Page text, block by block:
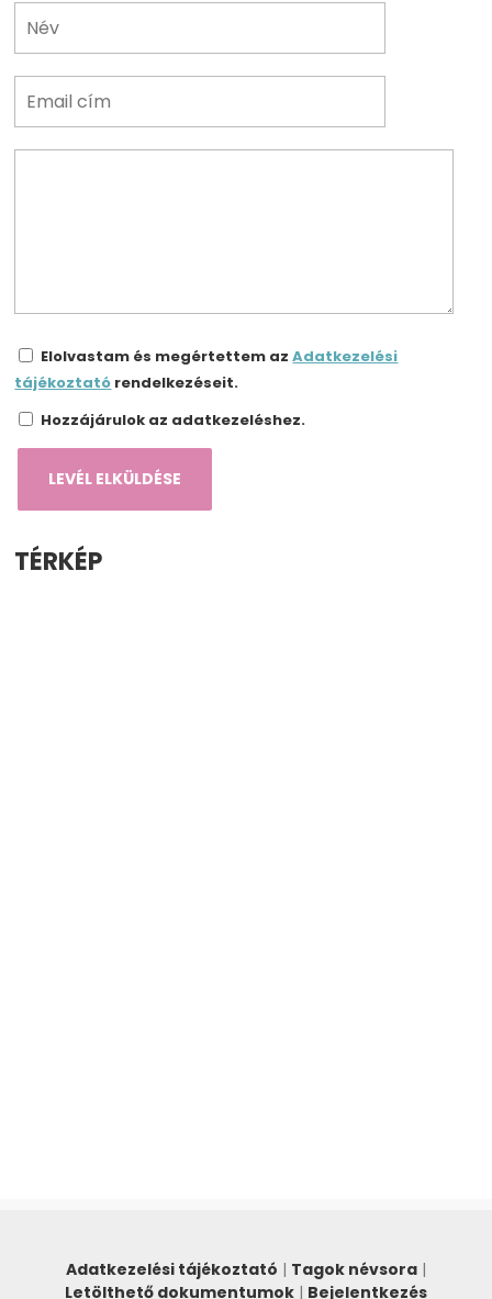
Elolvastam és megértettem azAdatkezelési
tájékoztató rendelkezéseit.
Hozzájárulok az adatkezeléshez.
TÉRKÉP
Adatkezelési tájékoztató | Tagok névsora |
Letölthető dokumentumok | Bejelentkezés